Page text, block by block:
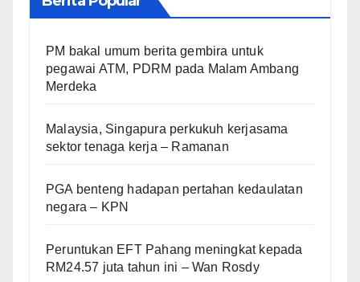
PM bakal umum berita gembira untuk
pegawai ATM, PDRM pada Malam Ambang
Merdeka
Malaysia, Singapura perkukuh kerjasama
sektor tenaga kerja – Ramanan
PGA benteng hadapan pertahan kedaulatan
negara – KPN
Peruntukan EFT Pahang meningkat kepada
RM24.57 juta tahun ini – Wan Rosdy